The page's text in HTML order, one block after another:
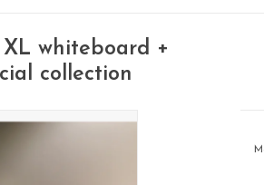
whiteboard +
collection